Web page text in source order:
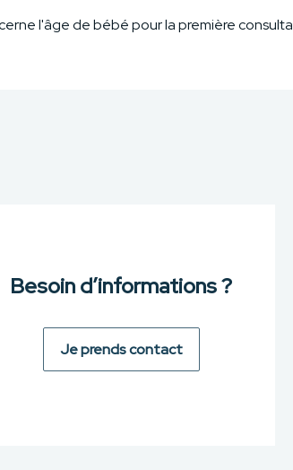
l'âge de bébé pour la première
Besoin d’informations ?
Je prends contact